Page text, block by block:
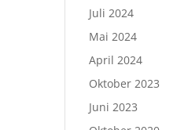
Juli 2024
Mai 2024
April 2024
Oktober 2023
Juni 2023